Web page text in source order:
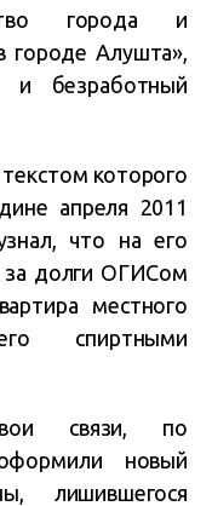
города и
городе Алушта»,
и безработный
которого
апреля 2011
что на его
за долги ОГИСом
местного
спиртными
связи, по
новый
лишившегося